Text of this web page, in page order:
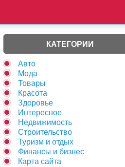
КАТЕГОРИИ
Авто
Мода
Товары
Красота
Здоровье
Интересное
Недвижимость
Строительство
Туризм и отдых
Финансы и бизнес
Карта сайта